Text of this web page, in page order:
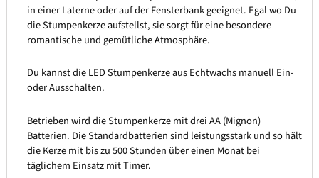
in einer Laterne oder auf der Fensterbank geeignet. Egal wo Du
die Stumpenkerze aufstellst, sie sorgt für eine besondere
romantische und gemütliche Atmosphäre.
Du kannst die LED Stumpenkerze aus Echtwachs manuell Ein-
oder Ausschalten.
Betrieben wird die Stumpenkerze mit drei AA (Mignon)
Batterien. Die Standardbatterien sind leistungsstark und so hält
die Kerze mit bis zu 500 Stunden über einen Monat bei
täglichem Einsatz mit Timer.